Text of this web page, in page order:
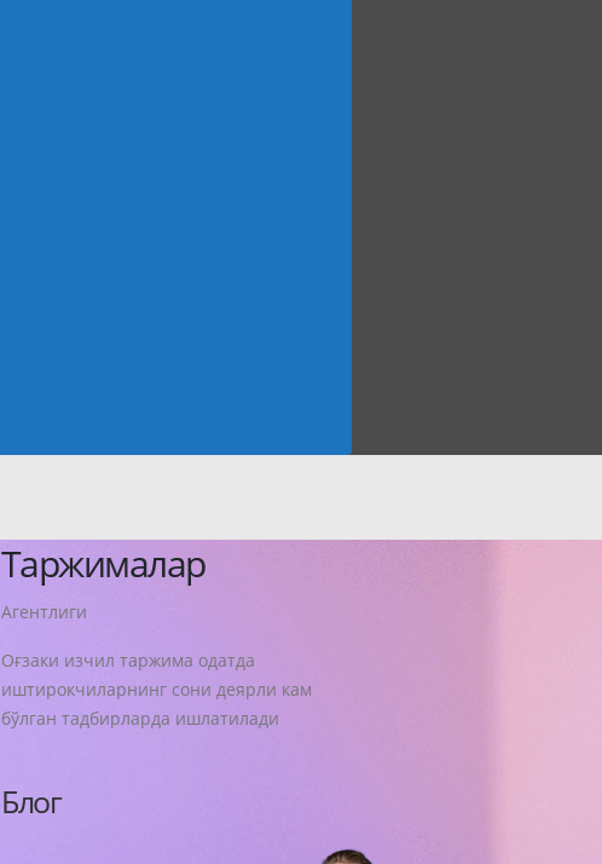
Таржималар
Агентлиги
Оғзаки изчил таржима одатда
иштирокчиларнинг сони деярли кам
бўлган тадбирларда ишлатилади
Блог